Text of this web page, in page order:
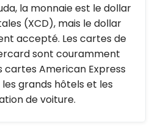
la monnaie est le dollar
(XCD), mais le dollar
accepté. Les cartes de
sont couramment
cartes American Express
grands hôtels et les
de voiture.